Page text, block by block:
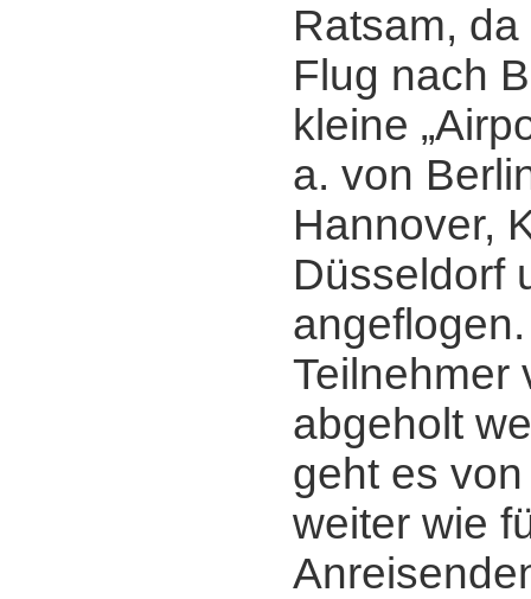
Ratsam,
Flug nach
kleine
a. von
Hannover,
Düsseldorf
Teilnehmer
abgeholt
geht es
weiter wie